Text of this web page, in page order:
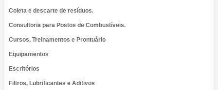
Coleta e descarte de resíduos.
Consultoria para Postos de Combustíveis.
Cursos, Treinamentos e Prontuário
Equipamentos
Escritórios
Filtros, Lubrificantes e Aditivos